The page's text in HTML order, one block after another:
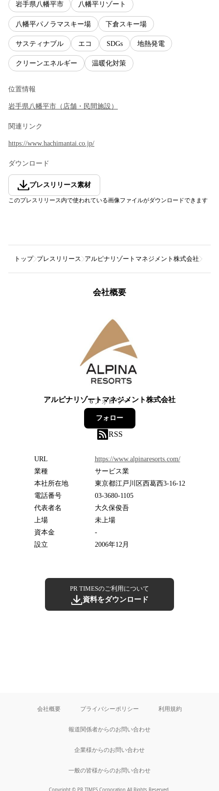
岩手県八幡平市 八幡平リゾート
八幡平パノラマスキー場 下倉スキー場
サスティナブル エコ SDGs 地熱発電
クリーンエネルギー 温暖化対策
位置情報
岩手県 八幡平市 （ 店舗・民間施設 ）
関連リンク
https://www.hachimantai.co.jp/
ダウンロード
プレスリリース素材
このプレスリリース内で使われている画像ファイルがダウンロードできます
トップ プレスリリース アルピナリゾートマネジメント株式会社
会社概要
アルピナリゾートマネジメント株式会社
6フォロワー
フォロー
RSS
URL
https://www.alpinaresorts.com/
業種
サービス業
本社所在地
東京都江戸川区西葛西3-16-12
電話番号
03-3680-1105
代表者名
大久保俊吾
上場
未上場
資本金
-
設立
2006年12月
PR TIMESのご利用について
資料をダウンロード
会社概要 プライバシーポリシー 利用規約
報道関係者からのお問い合わせ
企業様からのお問い合わせ
一般の皆様からのお問い合わせ